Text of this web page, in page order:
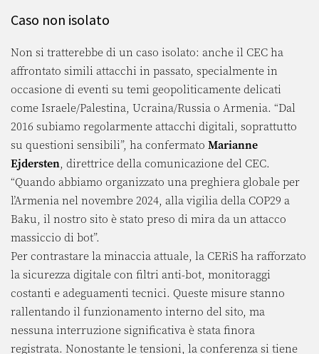
Caso non isolato
Non si tratterebbe di un caso isolato: anche il CEC ha
affrontato simili attacchi in passato, specialmente in
occasione di eventi su temi geopoliticamente delicati
come Israele/Palestina, Ucraina/Russia o Armenia. “Dal
2016 subiamo regolarmente attacchi digitali, soprattutto
su questioni sensibili”, ha confermato Marianne
Ejdersten, direttrice della comunicazione del CEC.
“Quando abbiamo organizzato una preghiera globale per
l’Armenia nel novembre 2024, alla vigilia della COP29 a
Baku, il nostro sito è stato preso di mira da un attacco
massiccio di bot”.
Per contrastare la minaccia attuale, la CERiS ha rafforzato
la sicurezza digitale con filtri anti-bot, monitoraggi
costanti e adeguamenti tecnici. Queste misure stanno
rallentando il funzionamento interno del sito, ma
nessuna interruzione significativa è stata finora
registrata. Nonostante le tensioni, la conferenza si tiene